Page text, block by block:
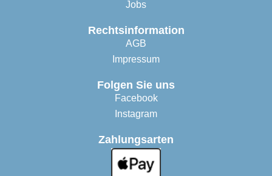
Jobs
Rechtsinformation
AGB
Impressum
Folgen Sie uns
Facebook
Instagram
Zahlungsarten